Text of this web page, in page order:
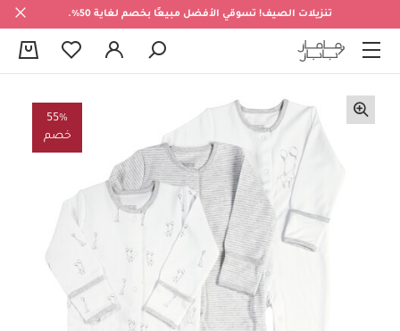
تنزيلات الصيف! تسوقي الأفضل مبيعًا بخصم لغاية 50%.
55%
خصم